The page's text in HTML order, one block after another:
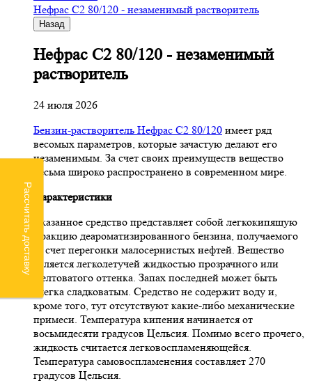
Нефрас С2 80/120 - незаменимый растворитель
Назад
Нефрас С2 80/120 - незаменимый
растворитель
24 июля 2026
Бензин-растворитель Нефрас С2 80/120 имеет ряд
весомых параметров, которые зачастую делают его
незаменимым. За счет своих преимуществ вещество
весьма широко распространено в современном мире.
Характеристики
Указанное средство представляет собой легкокипящую
фракцию деароматизированного бензина, получаемого
за счет перегонки малосернистых нефтей. Вещество
является легколетучей жидкостью прозрачного или
желтоватого оттенка. Запах последней может быть
слегка сладковатым. Средство не содержит воду и,
кроме того, тут отсутствуют какие-либо механические
примеси. Температура кипения начинается от
восьмидесяти градусов Цельсия. Помимо всего прочего,
жидкость считается легковоспламеняющейся.
Температура самовоспламенения составляет 270
градусов Цельсия.
Рассчитать доставку